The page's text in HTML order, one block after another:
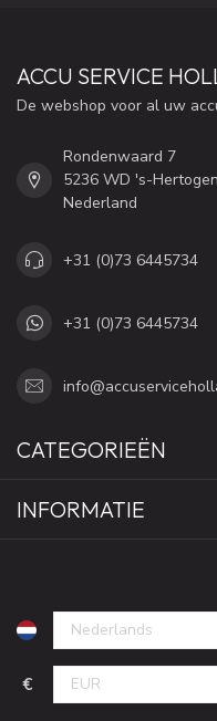
ACCU SERVICE
De webshop voor al uw
Rondenwaard 7
5236 WD 's-
Nederland
+31 (0)73 6445734
+31 (0)73 6445734
CATEGORIEËN
INFORMATIE
€